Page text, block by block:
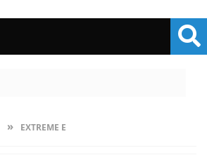
» EXTREME E